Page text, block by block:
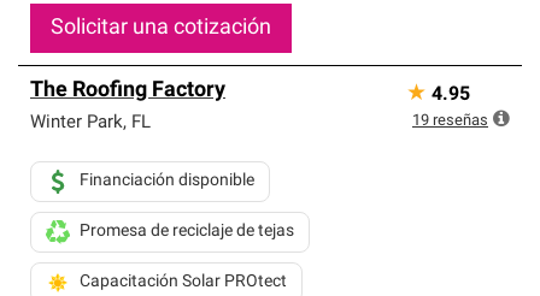
Solicitar una cotización
The Roofing Factory
Winter Park, FL
Financiación disponible
Promesa de reciclaje de tejas
Capacitación Solar PROtect
★ 4.95
19 reseñas